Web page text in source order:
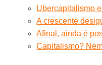
Ubercapitalismo
A crescente
Afinal, ainda é
Capitalismo?